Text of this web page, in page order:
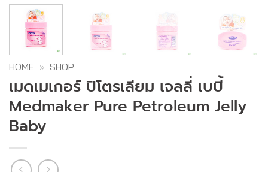
HOME » SHOP
เมดเมเกอร์ ปิโตรเลียม เจลลี่ เบบี้
Medmaker Pure Petroleum Jelly
Baby